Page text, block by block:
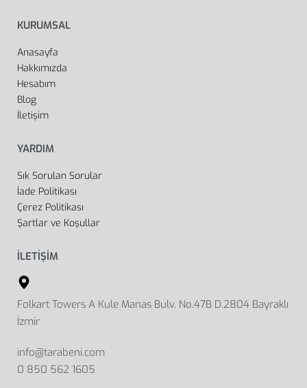
KURUMSAL
Anasayfa
Hakkımızda
Hesabım
Blog
İletişim
YARDIM
Sık Sorulan Sorular
İade Politikası
Çerez Politikası
Şartlar ve Koşullar
İLETİŞİM
Folkart Towers A Kule Manas Bulv. No.47B D.2804 Bayraklı
İzmir
info@tarabeni.com
0 850 562 1605